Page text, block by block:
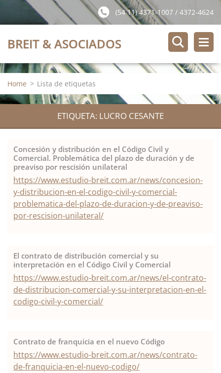
(54 11) 4371-1007 / 4372-4624
BREIT & ASOCIADOS
Home > Lista de etiquetas
ETIQUETA: LUCRO CESANTE
Concesión y distribución en el Código Civil y
Comercial. Problemática del plazo de duración y de
preaviso por rescisión unilateral
https://www.estudio-breit.com.ar/news/concesion-
y-distribucion-en-el-codigo-civil-y-comercial-
problematica-del-plazo-de-duracion-y-de-preaviso-
por-rescision-unilateral/
El contrato de distribución comercial y su
interpretación en el Código Civil y Comercial
https://www.estudio-breit.com.ar/news/el-contrato-
de-distribucion-comercial-y-su-interpretacion-en-el-
codigo-civil-y-comercial/
Contrato de franquicia en el nuevo Código
https://www.estudio-breit.com.ar/news/contrato-
de-franquicia-en-el-nuevo-codigo/